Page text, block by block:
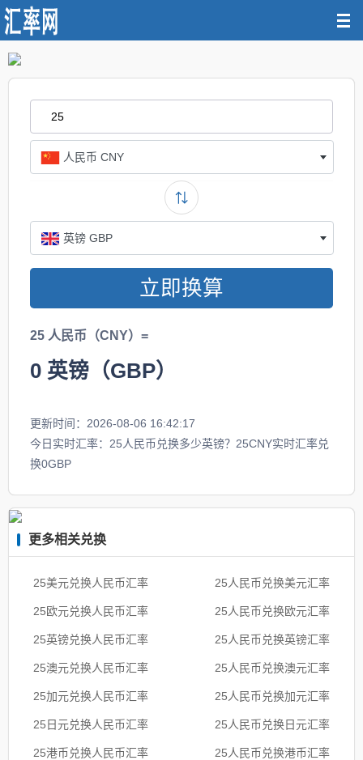
人民币 CNY
英镑 GBP
立即换算
25 人民币（CNY）=
0 英镑（GBP）
更新时间：2026-08-06 16:42:17
今日实时汇率：25人民币兑换多少英镑？25CNY实时汇率兑
换0GBP
更多相关兑换
25美元兑换人民币汇率 25人民币兑换美元汇率
25欧元兑换人民币汇率 25人民币兑换欧元汇率
25英镑兑换人民币汇率 25人民币兑换英镑汇率
25澳元兑换人民币汇率 25人民币兑换澳元汇率
25加元兑换人民币汇率 25人民币兑换加元汇率
25日元兑换人民币汇率 25人民币兑换日元汇率
25港币兑换人民币汇率 25人民币兑换港币汇率